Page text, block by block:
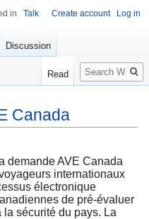
Canada
demande AVE Canada
internationaux
électronique
de pré-évaluer
la sécurité du pays. La
in Talk Create account Log in
Discussion
Read
Search